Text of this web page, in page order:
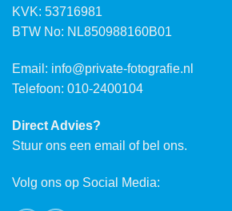
KVK: 53716981
BTW No: NL850988160B01
Email: info@private-fotografie.nl
Telefoon: 010-2400104
Direct Advies?
Stuur ons een email of bel ons.
Volg ons op Social Media: